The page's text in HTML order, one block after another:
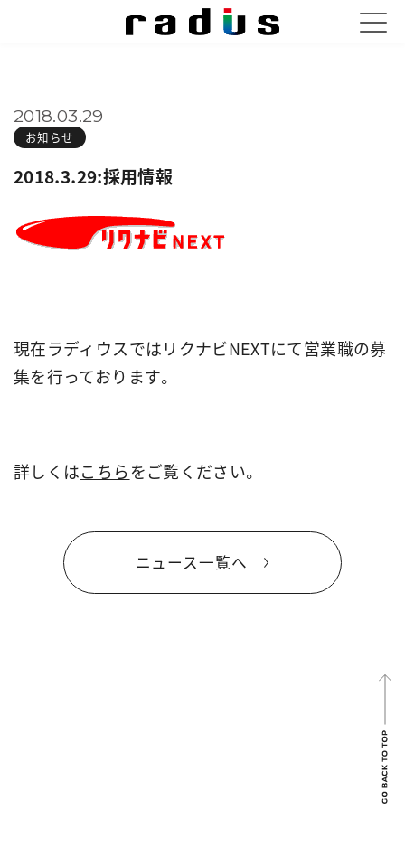
お知らせ
2018.03.29
2018.3.29:採用情報
現在ラディウスではリクナビNEXTにて営業職の募
集を行っております。
詳しくはこちらをご覧ください。
ニュース一覧へ